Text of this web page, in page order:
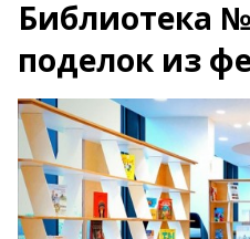
Библиотека
поделок из